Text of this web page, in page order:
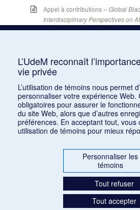
Appel à contributions –Global
Interdisciplinary Perspectives on
descendant Expressive Cultures–
Appel de conférences – «
la violence et transformations
dans le cinéma européen, des
transition numérique » – 30
15 juin 2026
Appel de conférences – « Les
musicologie médiévalle » – 30
LES CARNETS DE LA RMO
INFOLETTRE – ARCHIVES
L’UdeM reconnaît
vie privée
L’utilisation de témoins nous permet
personnaliser votre expérience Web.
obligatoires pour assurer le
du site Web, alors que d’autres
préférences. En acceptant tout, vous
utilisation de témoins pour mieux
Personnaliser les
témoins
Tout refuser
Tout accepter